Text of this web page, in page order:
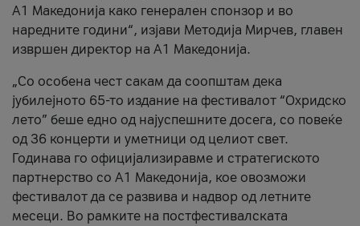
A1 Македонија како генерален спонзор и во
наредните години“, изјави Методија Мирчев, главен
извршен директор на A1 Македонија.
„Со особена чест сакам да соопштам дека
јубилејното 65-то издание на фестивалот “Охридско
лето” беше едно од најуспешните досега, со повеќе
од 36 концерти и уметници од целиот свет.
Годинава го официјализиравме и стратегиското
партнерство со А1 Македонија, кое овозможи
фестивалот да се развива и надвор од летните
месеци. Во рамките на постфестивалската